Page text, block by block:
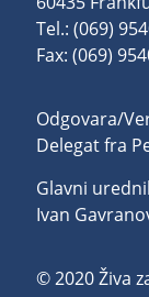
Tel.: (069)
Fax: (069)
Odgovara/
Delegat fra
Glavni
Ivan
© 2020 Živa